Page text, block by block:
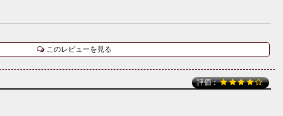
このレビューを見る
評価：